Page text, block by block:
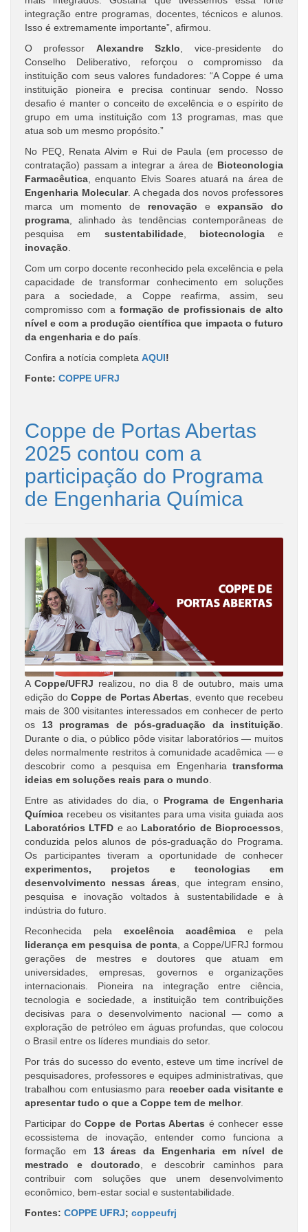
integração entre programas, docentes, técnicos e alunos.
Isso é extremamente importante”, afirmou.
O professor Alexandre Szklo , vice-presidente do
Conselho Deliberativo, reforçou o compromisso da
instituição com seus valores fundadores: “A Coppe é uma
instituição pioneira e precisa continuar sendo. Nosso
desafio é manter o conceito de excelência e o espírito de
grupo em uma instituição com 13 programas, mas que
atua sob um mesmo propósito.”
No PEQ, Renata Alvim e Rui de Paula (em processo de
contratação) passam a integrar a área de Biotecnologia
Farmacêutica , enquanto Elvis Soares atuará na área de
Engenharia Molecular. A chegada dos novos professores
marca um momento de renovação eexpansão do
programa , alinhado às tendências contemporâneas de
pesquisa em sustentabilidade, biotecnologia e
inovação
Com um corpo docente reconhecido pela excelência e pela
capacidade de transformar conhecimento em soluções
para a sociedade, a Coppe reafirma, assim, seu
compromisso com a formação de profissionais de alto
nível e com a produção científica que impacta o futuro
da engenharia e do país
Confira a notícia completa AQUI!
Fonte: COPPE UFRJ
Coppe de Portas Abertas
2025 contou com a
participação do Programa
de Engenharia Química
ACoppe/UFRJ realizou, no dia 8 de outubro, mais uma
edição doCoppe de Portas Abertas , evento que recebeu
mais de 300 visitantes interessados em conhecer de perto
os 13 programas de pós-graduação da instituição
Durante o dia, o público pôde visitar laboratórios — muitos
deles normalmente restritos à comunidade acadêmica — e
descobrir como a pesquisa em Engenharia transforma
ideias em soluções reais para o mundo
Entre as atividades do dia, o Programa de Engenharia
Química recebeu os visitantes para uma visita guiada aos
Laboratórios LTFD e ao Laboratório de Bioprocessos
conduzida pelos alunos de pós-graduação do Programa.
Os participantes tiveram a oportunidade de conhecer
experimentos, projetos e tecnologias em
desenvolvimento nessas áreas , que integram ensino,
pesquisa e inovação voltados à sustentabilidade e à
indústria do futuro.
Reconhecida pela excelência acadêmica e pela
liderança em pesquisa de ponta , a Coppe/UFRJ formou
gerações de mestres e doutores que atuam em
universidades, empresas, governos e organizações
internacionais. Pioneira na integração entre ciência,
tecnologia e sociedade, a instituição tem contribuições
decisivas para o desenvolvimento nacional — como a
exploração de petróleo em águas profundas, que colocou
o Brasil entre os líderes mundiais do setor.
Por trás do sucesso do evento, esteve um time incrível de
pesquisadores, professores e equipes administrativas, que
trabalhou com entusiasmo para receber cada visitante e
apresentar tudo o que a Coppe tem de melhor.
Participar doCoppe de Portas Abertas é conhecer esse
ecossistema de inovação, entender como funciona a
formação em 13 áreas da Engenharia em nível de
mestrado e doutorado , e descobrir caminhos para
contribuir com soluções que unem desenvolvimento
econômico, bem-estar social e sustentabilidade.
Fontes: COPPE UFRJ; coppeufrj